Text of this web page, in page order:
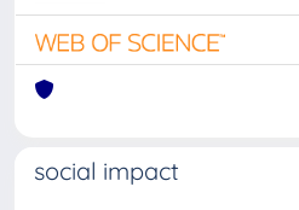
social impact